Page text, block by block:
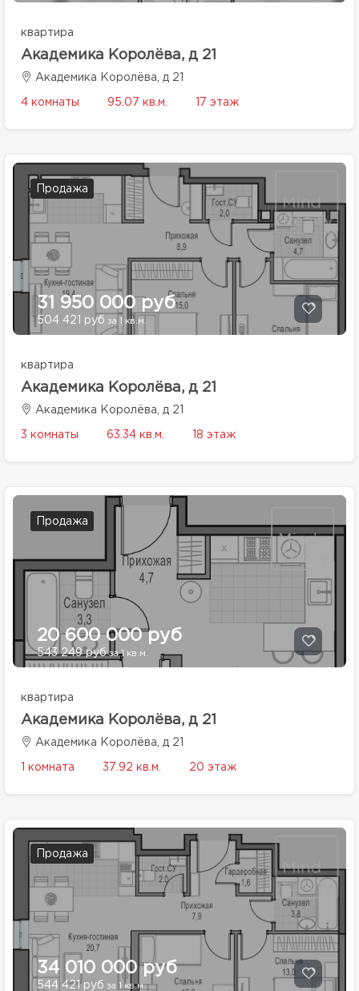
квартира
Академика Королёва, д 21
Академика Королёва, д 21
4 комнаты 95.07 кв.м. 17 этаж
Продажа
31 950 000 руб
504 421 руб за 1 кв.м.
квартира
Академика Королёва, д 21
Академика Королёва, д 21
3 комнаты 63.34 кв.м. 18 этаж
Продажа
20 600 000 руб
543 249 рубза 1 кв.м.
квартира
Академика Королёва, д 21
Академика Королёва, д 21
1 комната 37.92 кв.м. 20 этаж
Продажа
34 010 000 руб
544 421 руб за 1 кв.м.